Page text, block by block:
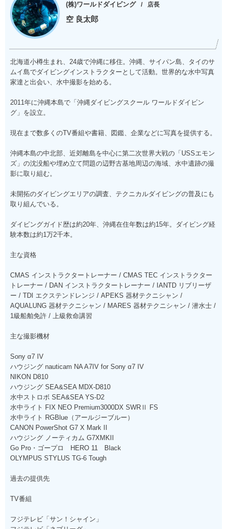
(株)ワールドダイビング 店長
空 良太郎
北海道小樽生まれ、24歳で沖縄に移住。沖縄、サイパン島、タイのサ
ムイ島でダイビングインストラクターとして活動。世界的な水中写真
家達と出会い、水中撮影を始める。
2011年に沖縄本島で「沖縄ダイビングスクール ワールドダイビン
グ」を設立。
現在まで数多くのTV番組や書籍、図鑑、企業などに写真を提供する。
沖縄本島の中北部、近郊離島を中心に第二次世界大戦の「USSエモン
ズ」の沈没船や埋め立て問題の辺野古基地周辺の海域、水中遺跡の撮
影に取り組む。
未開拓のダイビングエリアの調査、テクニカルダイビングの普及にも
取り組んでいる。
ダイビングガイド歴は約20年、沖縄在住年数は約15年。ダイビング経
験本数は約1万2千本。
主な資格
CMAS インストラクタートレーナー / CMAS TEC インストラクター
トレーナー / DAN インストラクタートレーナー / IANTD リブリーザ
ー / TDI エクステンドレンジ / APEKS 器材テクニシャン /
AQUALUNG 器材テクニシャン / MARES 器材テクニシャン / 潜水士 /
1級船舶免許 / 上級救命講習
主な撮影機材
Sony α7 IV
ハウジング nauticam NA A7IV for Sony α7 IV
NIKON D810
ハウジング SEA&SEA MDX-D810
水中ストロボ SEA&SEA YS-D2
水中ライト FIX NEO Premium3000DX SWRⅡ FS
水中ライト RGBlue（アールジーブルー）
CANON PowerShot G7 X Mark II
ハウジング ノーティカム G7XMKII
Go Pro・ゴープロ HERO 11 Black
OLYMPUS STYLUS TG-6 Tough
過去の提供先
TV番組
フジテレビ「サン！シャイン」